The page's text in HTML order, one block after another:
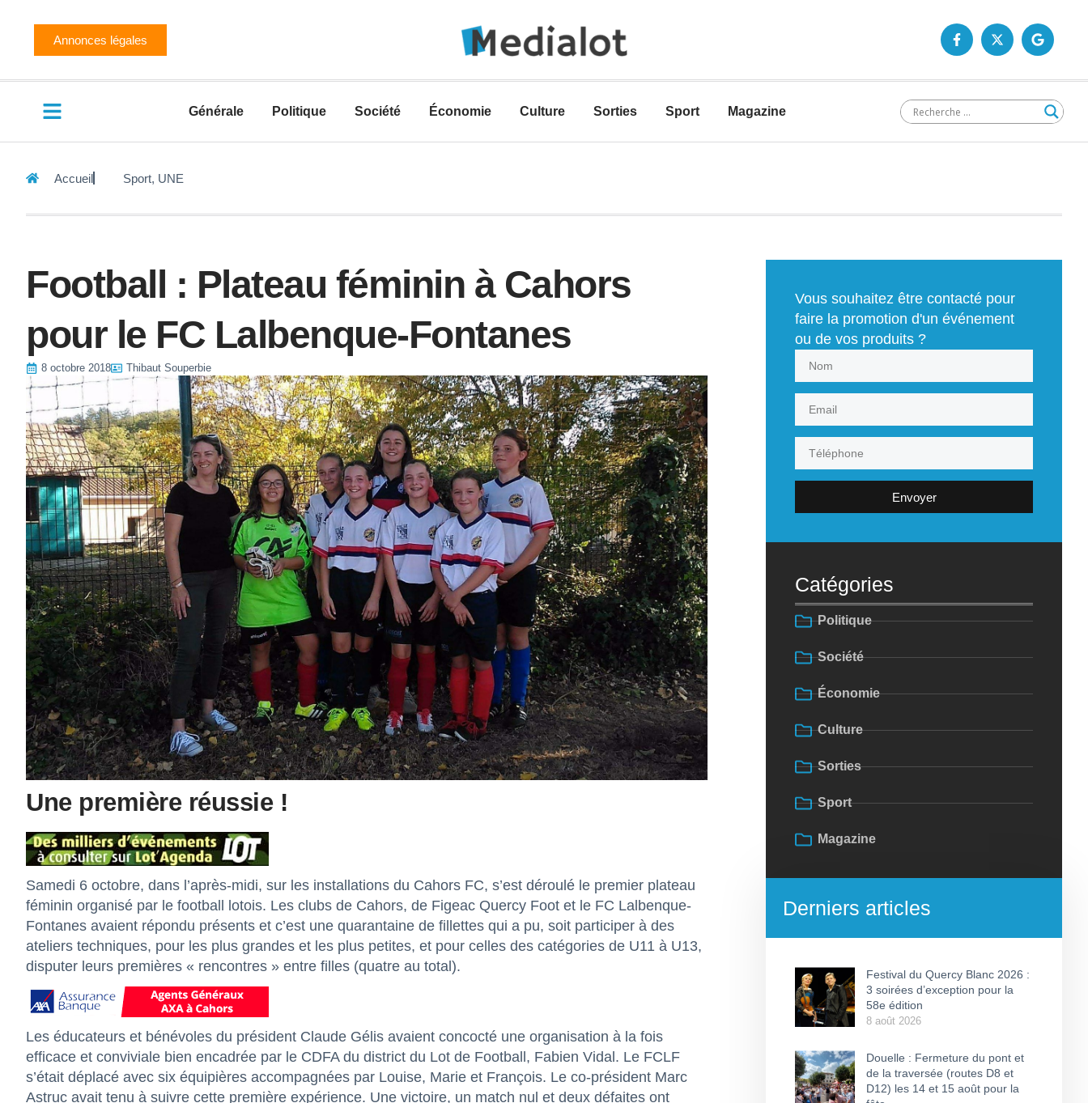
Annonces légales
Générale Politique Société Économie Culture Sorties Sport Magazine
Accueil Sport, UNE
Football : Plateau féminin à Cahors
pour le FC Lalbenque-Fontanes
8 octobre 2018 Thibaut Souperbie
Une première réussie !
Samedi 6 octobre, dans l’après-midi, sur les installations du Cahors FC, s’est déroulé le premier plateau
féminin organisé par le football lotois. Les clubs de Cahors, de Figeac Quercy Foot et le FC Lalbenque-
Fontanes avaient répondu présents et c’est une quarantaine de fillettes qui a pu, soit participer à des
ateliers techniques, pour les plus grandes et les plus petites, et pour celles des catégories de U11 à U13,
disputer leurs premières « rencontres » entre filles (quatre au total).
Les éducateurs et bénévoles du président Claude Gélis avaient concocté une organisation à la fois
efficace et conviviale bien encadrée par le CDFA du district du Lot de Football, Fabien Vidal. Le FCLF
s’était déplacé avec six équipières accompagnées par Louise, Marie et François. Le co-président Marc
Astruc avait tenu à suivre cette première expérience. Une victoire, un match nul et deux défaites ont
Vous souhaitez être contacté pour
faire la promotion d'un événement
ou de vos produits ?
Envoyer
Catégories
Politique
Société
Économie
Culture
Sorties
Sport
Magazine
Derniers articles
Festival du Quercy Blanc 2026 :
3 soirées d’exception pour la
58e édition
8 août 2026
Douelle : Fermeture du pont et
de la traversée (routes D8 et
D12) les 14 et 15 août pour la